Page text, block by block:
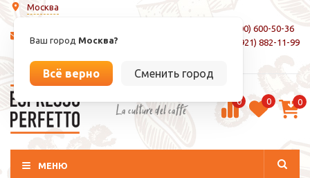
Москва
Ваш город Москва?
Всё верно Сменить город
info@espressoperfetto.ru
8 (800) 600-50-36
+7 (921) 882-11-99
La culture del caffé 0 0 0
МЕНЮ